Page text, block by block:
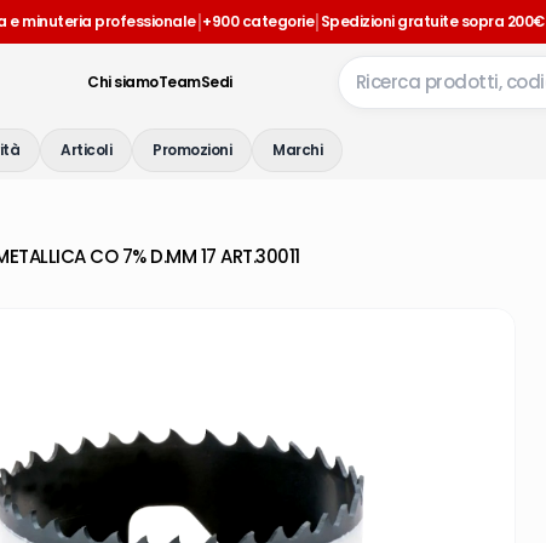
e minuteria professionale|+900 categorie|Spedizioni gratuite sopra 200€
Chi siamoTeamSedi
Articoli Promozioni Marchi
CO 7% D.MM 17 ART.30011